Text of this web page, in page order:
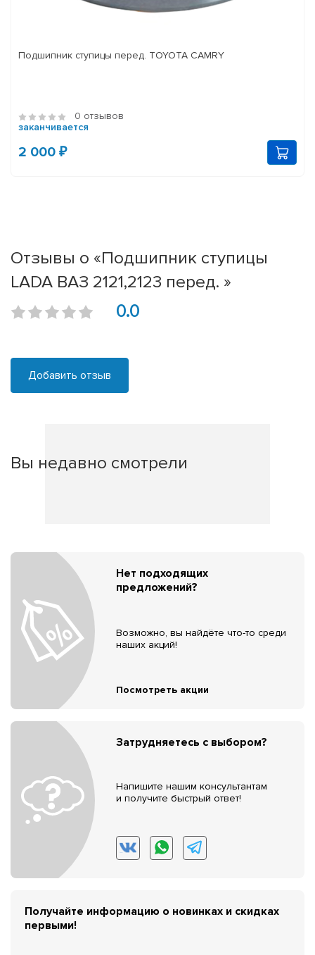
Подшипник ступицы перед. TOYOTA CAMRY
0 отзывов
заканчивается
2 000 ₽
Отзывы о «Подшипник ступицы
LADA ВАЗ 2121,2123 перед. »
0.0
Добавить отзыв
Вы недавно смотрели
Нет подходящих
предложений?
Возможно, вы найдёте что-то среди
наших акций!
Посмотреть акции
Затрудняетесь с выбором?
Напишите нашим консультантам
и получите быстрый ответ!
Получайте информацию о новинках и скидках
первыми!